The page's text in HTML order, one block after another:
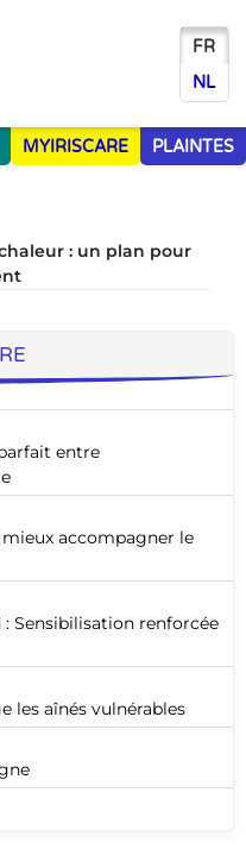
FR
NL
MYIRISCARE PLAINTES
: un plan pour
entre
accompagner le
Sensibilisation renforcée
les aînés vulnérables